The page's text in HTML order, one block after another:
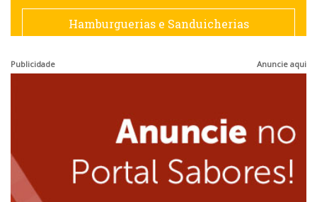
Francesa
Japonesa e Oriental
Lanchonetes
Hamburguerias e Sanduicherias
Publicidade Anuncie aqui